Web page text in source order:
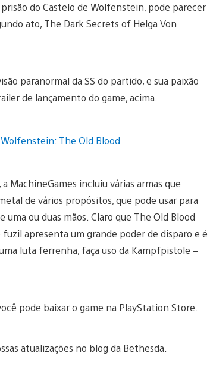
do Castelo de Wolfenstein, pode parecer
ato, The Dark Secrets of Helga Von
paranormal da SS do partido, e sua paixão
de lançamento do game, acima.
MachineGames incluiu várias armas que
de vários propósitos, que pode usar para
ou duas mãos. Claro que The Old Blood
apresenta um grande poder de disparo e é
luta ferrenha, faça uso da Kampfpistole –
pode baixar o game na PlayStation Store.
atualizações no blog da Bethesda.